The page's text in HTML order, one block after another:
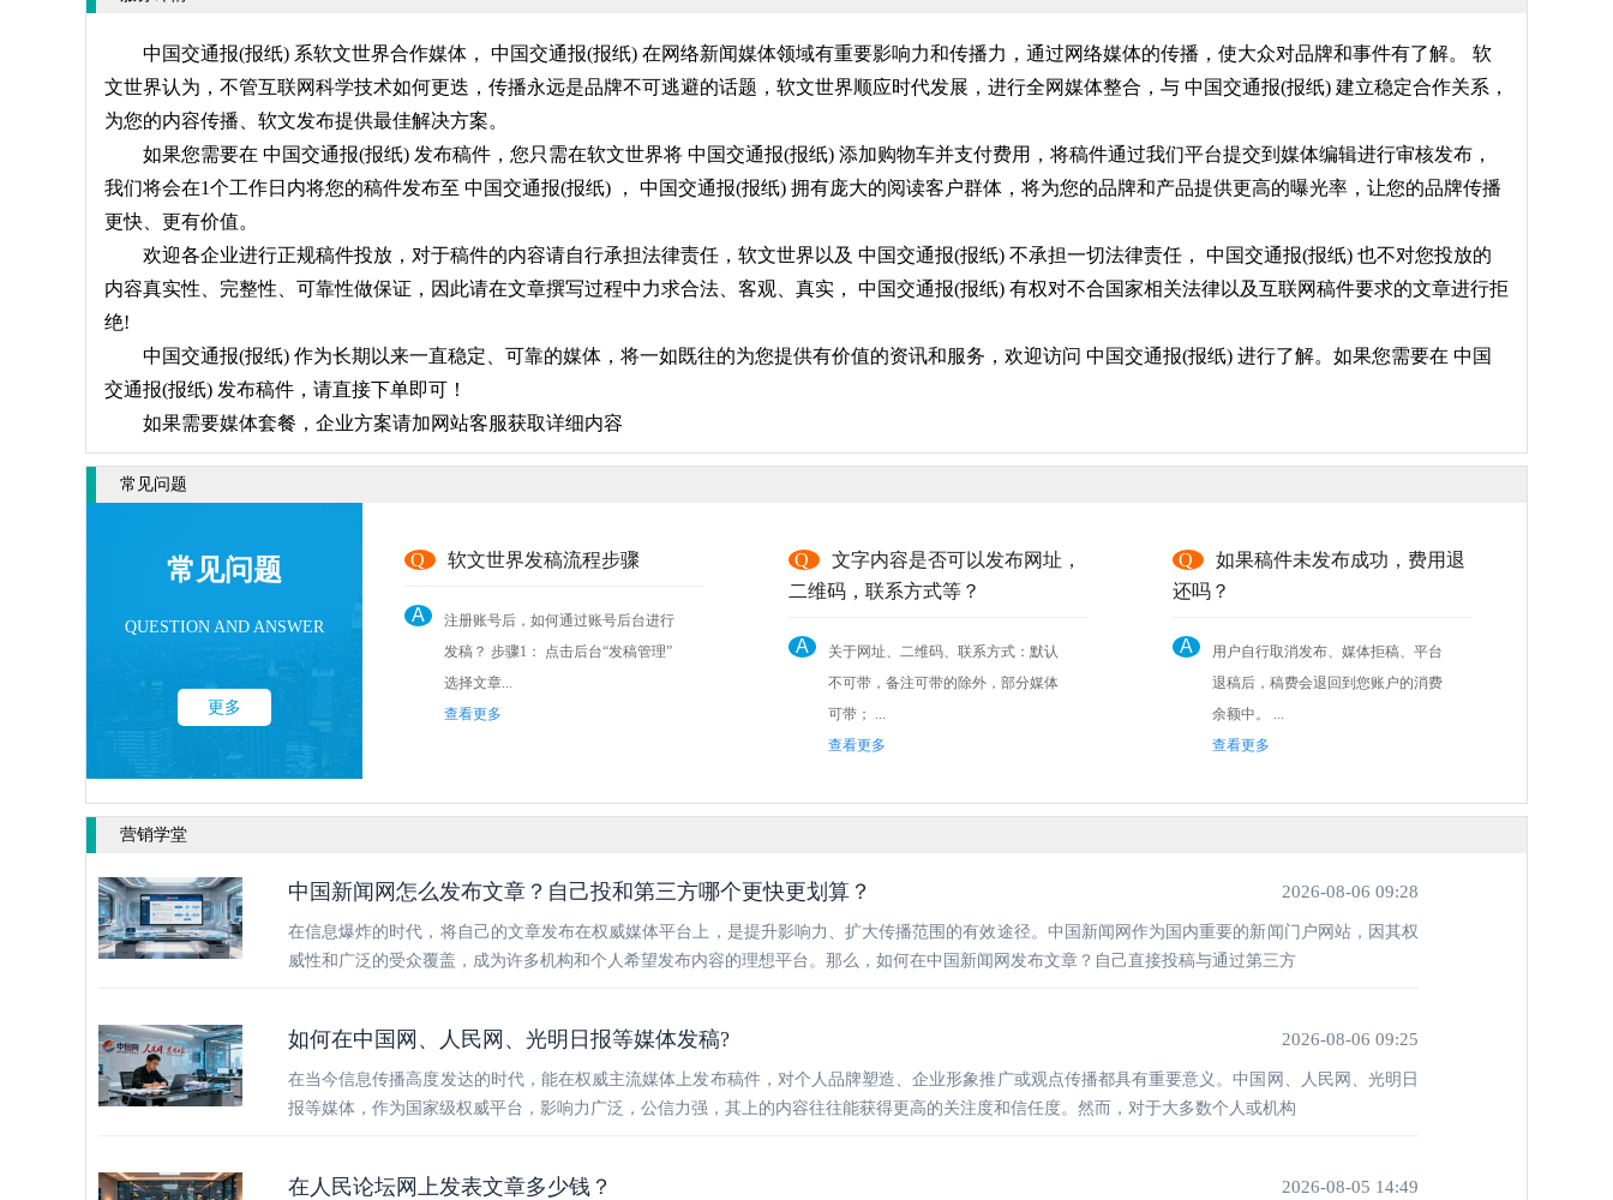
中国交通报(报纸) 系软文世界合作媒体， 中国交通报(报纸) 在网络新闻媒体领域有重要影响力和传播力，通过网络媒体的传播，使大众对品牌和事件有了解。 软
文世界认为，不管互联网科学技术如何更迭，传播永远是品牌不可逃避的话题，软文世界顺应时代发展，进行全网媒体整合，与 中国交通报(报纸) 建立稳定合作关系，
为您的内容传播、软文发布提供最佳解决方案。
如果您需要在 中国交通报(报纸) 发布稿件，您只需在软文世界将 中国交通报(报纸) 添加购物车并支付费用，将稿件通过我们平台提交到媒体编辑进行审核发布，
我们将会在1个工作日内将您的稿件发布至 中国交通报(报纸) ， 中国交通报(报纸) 拥有庞大的阅读客户群体，将为您的品牌和产品提供更高的曝光率，让您的品牌传播
更快、更有价值。
欢迎各企业进行正规稿件投放，对于稿件的内容请自行承担法律责任，软文世界以及 中国交通报(报纸) 不承担一切法律责任， 中国交通报(报纸) 也不对您投放的
内容真实性、完整性、可靠性做保证，因此请在文章撰写过程中力求合法、客观、真实， 中国交通报(报纸) 有权对不合国家相关法律以及互联网稿件要求的文章进行拒
绝!
中国交通报(报纸) 作为长期以来一直稳定、可靠的媒体，将一如既往的为您提供有价值的资讯和服务，欢迎访问 中国交通报(报纸) 进行了解。如果您需要在 中国
交通报(报纸) 发布稿件，请直接下单即可！
如果需要媒体套餐，企业方案请加网站客服获取详细内容
常见问题
常见问题
QUESTION AND ANSWER
更多
Q 软文世界发稿流程步骤
A
注册账号后，如何通过账号后台进行
发稿？ 步骤1： 点击后台“发稿管理”
选择文章...
查看更多
Q
文字内容是否可以发布网址，
二维码，联系方式等？
A
关于网址、二维码、联系方式：默认
不可带，备注可带的除外，部分媒体
可带； ...
查看更多
Q
如果稿件未发布成功，费用退
还吗？
A
用户自行取消发布、媒体拒稿、平台
退稿后，稿费会退回到您账户的消费
余额中。 ...
查看更多
营销学堂
中国新闻网怎么发布文章？自己投和第三方哪个更快更划算？ 2026-08-06 09:28
在信息爆炸的时代，将自己的文章发布在权威媒体平台上，是提升影响力、扩大传播范围的有效途径。中国新闻网作为国内重要的新闻门户网站，因其权
威性和广泛的受众覆盖，成为许多机构和个人希望发布内容的理想平台。那么，如何在中国新闻网发布文章？自己直接投稿与通过第三方
如何在中国网、人民网、光明日报等媒体发稿? 2026-08-06 09:25
在当今信息传播高度发达的时代，能在权威主流媒体上发布稿件，对个人品牌塑造、企业形象推广或观点传播都具有重要意义。中国网、人民网、光明日
报等媒体，作为国家级权威平台，影响力广泛，公信力强，其上的内容往往能获得更高的关注度和信任度。然而，对于大多数个人或机构
在人民论坛网上发表文章多少钱？ 2026-08-05 14:49